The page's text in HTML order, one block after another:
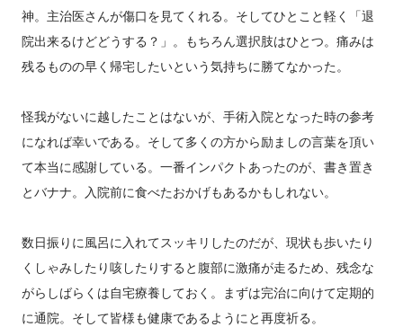
神。主治医さんが傷口を見てくれる。そしてひとこと軽く「退
院出来るけどどうする？」。もちろん選択肢はひとつ。痛みは
残るものの早く帰宅したいという気持ちに勝てなかった。
怪我がないに越したことはないが、手術入院となった時の参考
になれば幸いである。そして多くの方から励ましの言葉を頂い
て本当に感謝している。一番インパクトあったのが、書き置き
とバナナ。入院前に食べたおかげもあるかもしれない。
数日振りに風呂に入れてスッキリしたのだが、現状も歩いたり
くしゃみしたり咳したりすると腹部に激痛が走るため、残念な
がらしばらくは自宅療養しておく。まずは完治に向けて定期的
に通院。そして皆様も健康であるようにと再度祈る。